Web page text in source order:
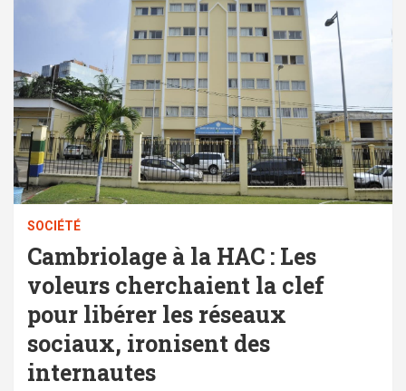
SOCIÉTÉ
Cambriolage à la HAC : Les
voleurs cherchaient la clef
pour libérer les réseaux
sociaux, ironisent des
internautes